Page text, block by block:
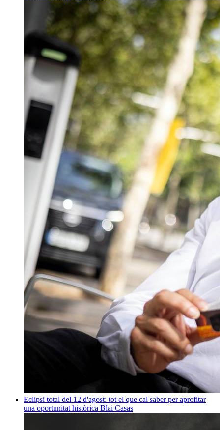
Eclipsi total del 12 d'agost: tot el que cal saber per aprofitar
una oportunitat històrica Blai Casas